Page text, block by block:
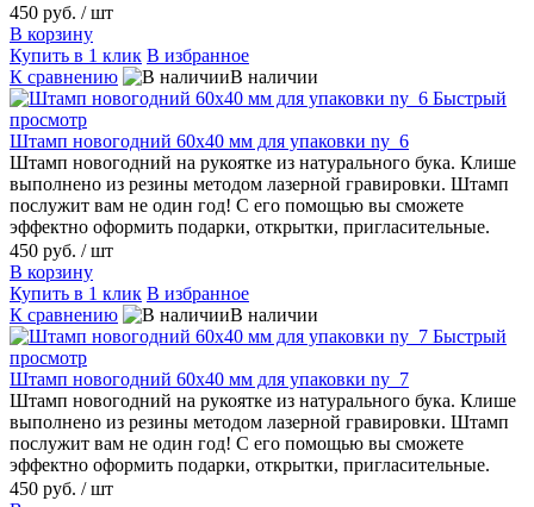
450 руб. / шт
В корзину
Купить в 1 клик В избранное
К сравнению
В наличии
Быстрый
просмотр
Штамп новогодний 60х40 мм для упаковки ny_6
Штамп новогодний на рукоятке из натурального бука. Клише
выполнено из резины методом лазерной гравировки. Штамп
послужит вам не один год! С его помощью вы сможете
эффектно оформить подарки, открытки, пригласительные.
450 руб. / шт
В корзину
Купить в 1 клик В избранное
К сравнению
В наличии
Быстрый
просмотр
Штамп новогодний 60х40 мм для упаковки ny_7
Штамп новогодний на рукоятке из натурального бука. Клише
выполнено из резины методом лазерной гравировки. Штамп
послужит вам не один год! С его помощью вы сможете
эффектно оформить подарки, открытки, пригласительные.
450 руб. / шт